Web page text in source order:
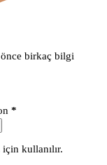
önce birkaç bilgi
*
kullanılır.